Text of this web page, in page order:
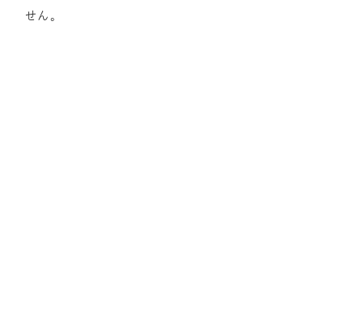
せん。